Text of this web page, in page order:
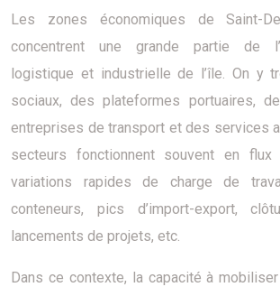
Les zones économiques de Saint-
concentrent une grande partie de
logistique et industrielle de l’île. On y
sociaux, des plateformes portuaires,
entreprises de transport et des services
secteurs fonctionnent souvent en
variations rapides de charge de
conteneurs, pics d’import-export,
lancements de projets, etc.
Dans ce contexte, la capacité à